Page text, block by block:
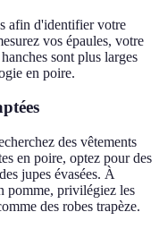
afin d'identifier votre
vos épaules, votre
sont plus larges
en poire.
des vêtements
en poire, optez pour des
jupes évasées. À
pomme, privilégiez les
des robes trapèze.